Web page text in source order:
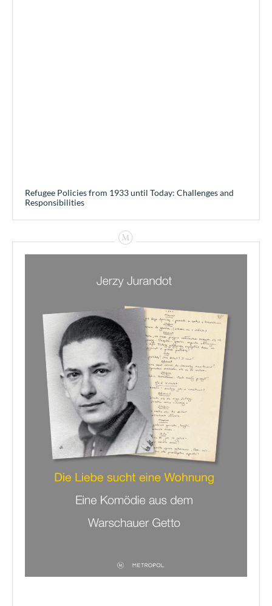
Refugee Policies from 1933 until Today: Challenges and
Responsibilities